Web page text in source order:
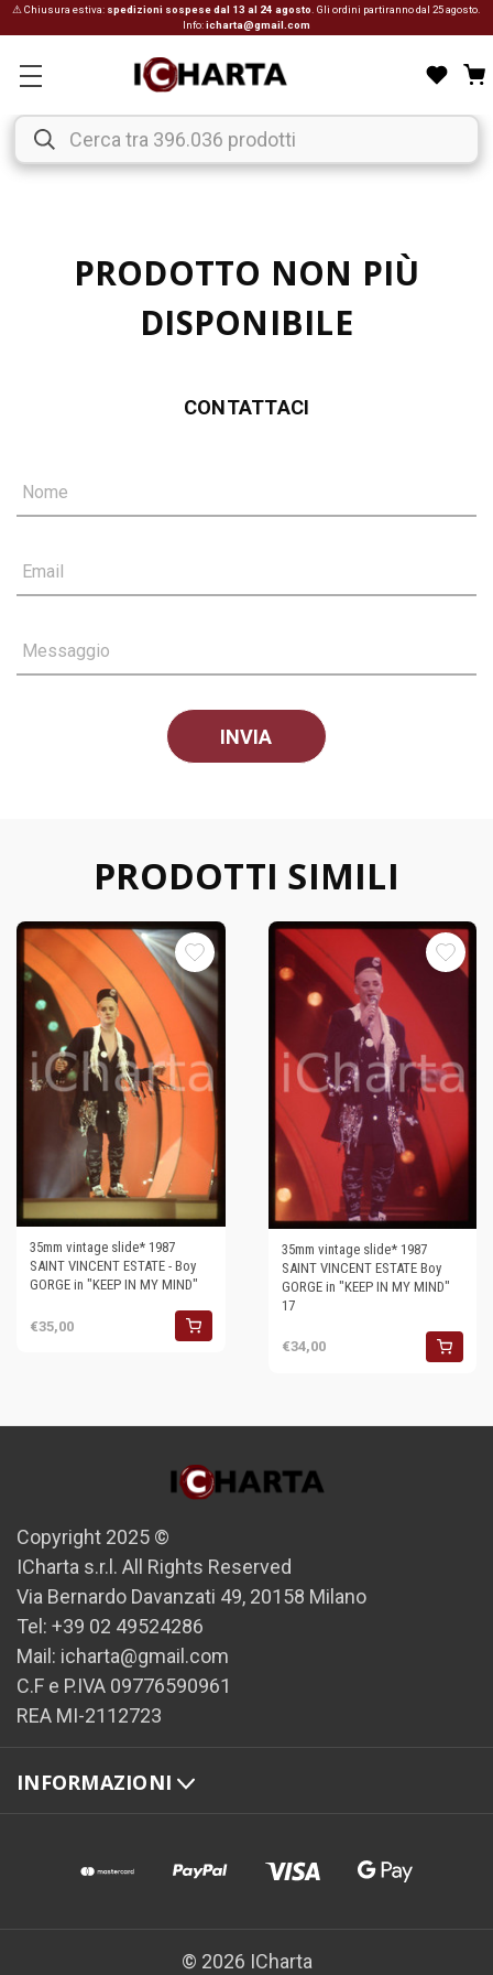
⚠ Chiusura estiva: spedizioni sospese dal 13 al 24 agosto . Gli ordini partiranno dal 25 agosto.
Info:icharta@gmail.com
PRODOTTO NON PIÙ
DISPONIBILE
CONTATTACI
Nome
Email
Messaggio
PRODOTTI SIMILI
35mm vintage slide* 1987
SAINT VINCENT ESTATE - Boy
GORGE in "KEEP IN MY MIND"
€35,00
35mm vintage slide* 1987
SAINT VINCENT ESTATE Boy
GORGE in "KEEP IN MY MIND"
17
€34,00
Copyright 2025 ©
ICharta s.r.l. All Rights Reserved
Via Bernardo Davanzati 49, 20158 Milano
Tel: +39 02 49524286
Mail: icharta@gmail.com
C.F e P.IVA 09776590961
REA MI-2112723
INFORMAZIONI
© 2026 ICharta